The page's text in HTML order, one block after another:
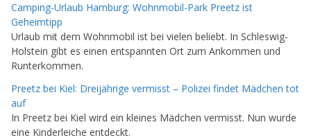
Camping-Urlaub Hamburg: Wohnmobil-Park Preetz ist
Geheimtipp
Urlaub mit dem Wohnmobil ist bei vielen beliebt. In Schleswig-
Holstein gibt es einen entspannten Ort zum Ankommen und
Runterkommen.
Preetz bei Kiel: Dreijährige vermisst – Polizei findet Mädchen tot
auf
In Preetz bei Kiel wird ein kleines Mädchen vermisst. Nun wurde
eine Kinderleiche entdeckt.